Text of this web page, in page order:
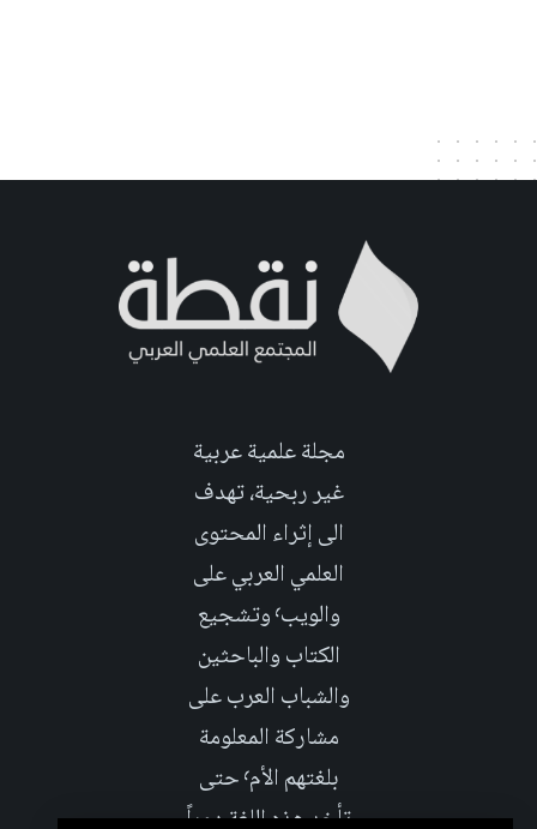
مجلة علمية عربية
غير ربحية، تهدف
الى إثراء المحتوى
العلمي العربي على
والويب٬ وتشجيع
الكتاب والباحثين
والشباب العرب على
مشاركة المعلومة
بلغتهم الأم٬ حتى
تأخد هذه اللغة دوراً